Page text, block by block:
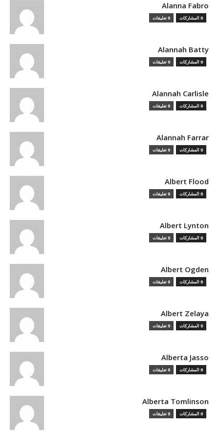
Alanna Fabro
0 المشاركات 0 تعليقات
Alannah Batty
0 المشاركات 0 تعليقات
Alannah Carlisle
0 المشاركات 0 تعليقات
Alannah Farrar
0 المشاركات 0 تعليقات
Albert Flood
0 المشاركات 0 تعليقات
Albert Lynton
0 المشاركات 0 تعليقات
Albert Ogden
0 المشاركات 0 تعليقات
Albert Zelaya
0 المشاركات 0 تعليقات
Alberta Jasso
0 المشاركات 0 تعليقات
Alberta Tomlinson
0 المشاركات 0 تعليقات